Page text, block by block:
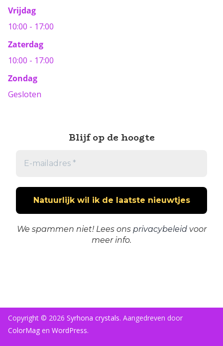
Vrijdag
10:00 - 17:00
Zaterdag
10:00 - 17:00
Zondag
Gesloten
Blijf op de hoogte
We spammen niet! Lees ons privacybeleidvoor
meer info.
Copyright © 2026 Syrhona crystals. Aangedreven door
ColorMag en WordPress.